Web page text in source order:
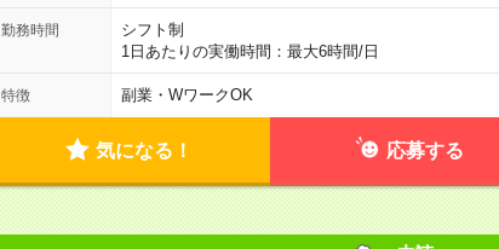
勤務時間
シフト制
1日あたりの実働時間：最大6時間/日
特徴 副業・WワークOK
気になる！ 応募する